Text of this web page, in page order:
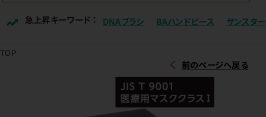
急上昇キーワード ： DNAブラシ BAハンドピース サンスター
TOP
前のページへ戻る